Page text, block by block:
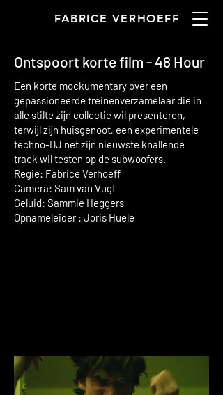
FABRICE VERHOEFF
Ontspoort korte film - 48 Hour
Een korte mockumentary over een
gepassioneerde treinenverzamelaar die in
alle stilte zijn collectie wil presenteren,
terwijl zijn huisgenoot, een experimentele
techno-DJ net zijn nieuwste knallende
track wil testen op de subwoofers.
Regie: Fabrice Verhoeff
Camera: Sam van Vugt
Geluid: Sammie Heggers
Opnameleider : Joris Huele